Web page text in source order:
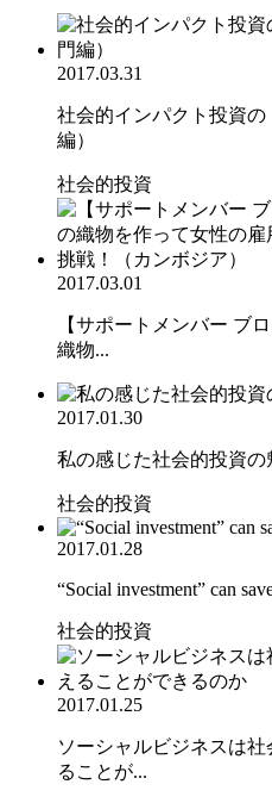
2017.03.31
社会的インパクト投資
編）
社会的投資
2017.03.01
【サポートメンバー ブ
織物...
2017.01.30
私の感じた社会的投資の
社会的投資
2017.01.28
“Social investment” can
社会的投資
2017.01.25
ソーシャルビジネスは
ることが...